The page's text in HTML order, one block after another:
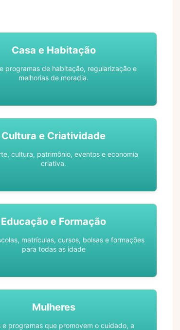
Casa e Habitação
programas de habitação, regularização e
melhorias de moradia.
Cultura e Criatividade
cultura, patrimônio, eventos e economia
criativa.
Educação e Formação
matrículas, cursos, bolsas e formações
para todas as idade
Mulheres
e programas que promovem o cuidado, a